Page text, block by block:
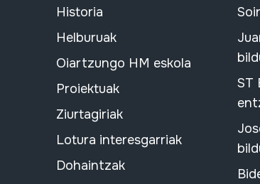
Historia
Helburuak
Oiartzungo HM eskola
Proiektuak
Ziurtagiriak
Lotura interesgarriak
Dohaintzak
ST